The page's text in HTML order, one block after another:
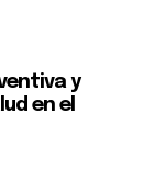
y
en el